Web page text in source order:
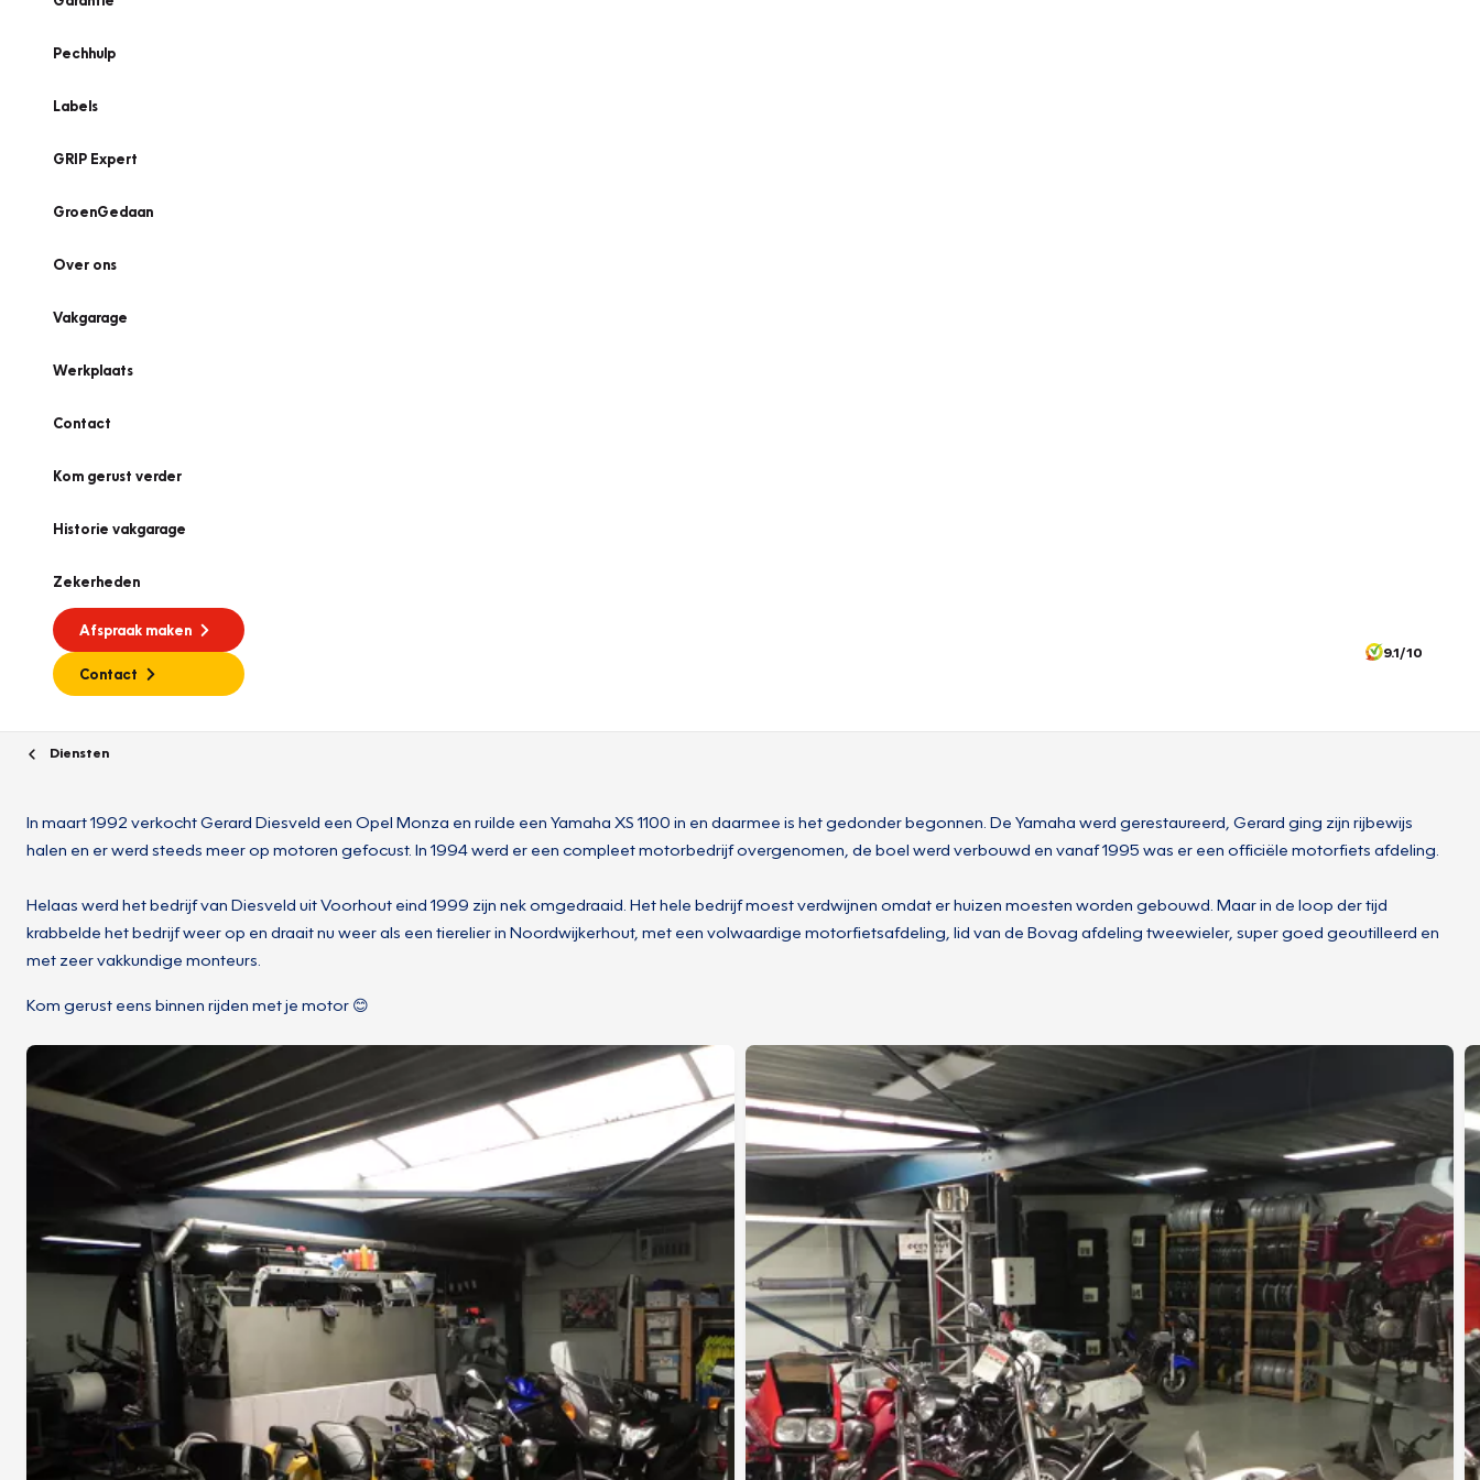
Pechhulp
Labels
GRIP Expert
GroenGedaan
Over ons
Vakgarage
Werkplaats
Contact
Kom gerust verder
Historie vakgarage
Zekerheden
Afspraak maken
Contact
9.1/10
Diensten
In maart 1992 verkocht Gerard Diesveld een Opel Monza en ruilde een Yamaha XS 1100 in en daarmee is het gedonder begonnen. De Yamaha werd gerestaureerd, Gerard ging zijn rijbewijs
halen en er werd steeds meer op motoren gefocust. In 1994 werd er een compleet motorbedrijf overgenomen, de boel werd verbouwd en vanaf 1995 was er een officiële motorfiets afdeling.
Helaas werd het bedrijf van Diesveld uit Voorhout eind 1999 zijn nek omgedraaid. Het hele bedrijf moest verdwijnen omdat er huizen moesten worden gebouwd. Maar in de loop der tijd
krabbelde het bedrijf weer op en draait nu weer als een tierelier in Noordwijkerhout, met een volwaardige motorfietsafdeling, lid van de Bovag afdeling tweewieler, super goed geoutilleerd en
met zeer vakkundige monteurs.
Kom gerust eens binnen rijden met je motor 😊